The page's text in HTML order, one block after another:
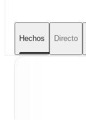
Hechos Directo